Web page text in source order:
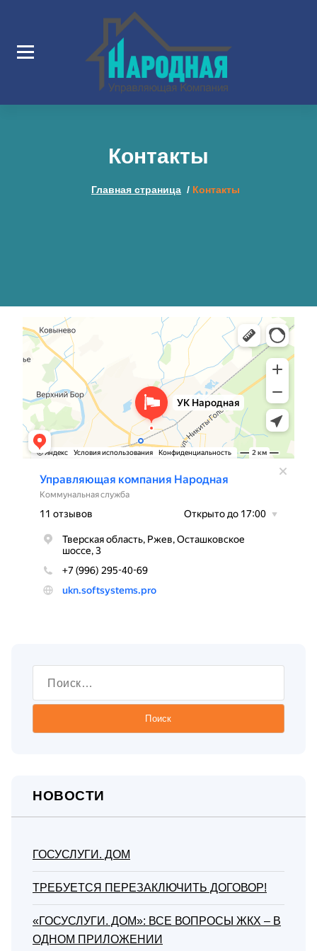
содержимому
Контакты
Главная страница / Контакты
НОВОСТИ
ГОСУСЛУГИ. ДОМ
ТРЕБУЕТСЯ ПЕРЕЗАКЛЮЧИТЬ ДОГОВОР!
«ГОСУСЛУГИ. ДОМ»: ВСЕ ВОПРОСЫ ЖКХ – В
ОДНОМ ПРИЛОЖЕНИИ